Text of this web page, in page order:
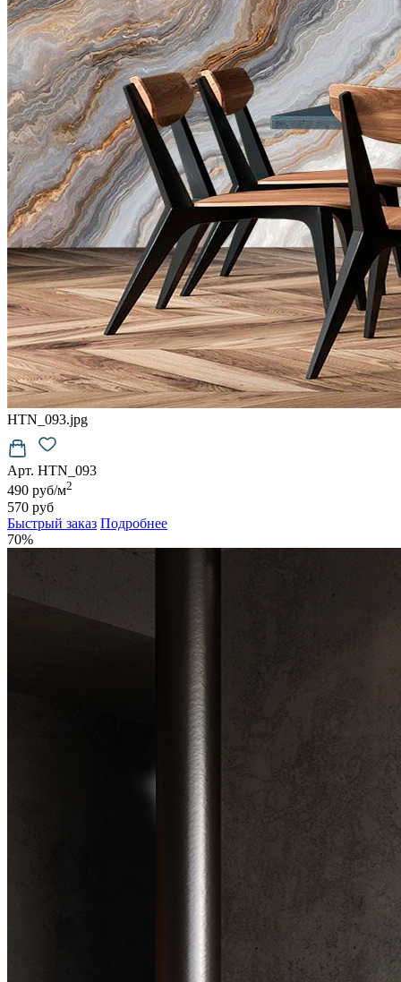
HTN_093.jpg
Арт. HTN_093
490 руб/м2
570 руб
Быстрый заказ Подробнее
70%